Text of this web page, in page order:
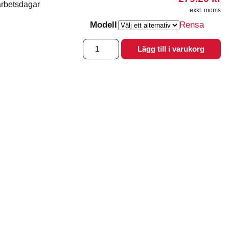
exkl. moms
Modell
Rensa
Dusch
och
badskydd
Lägg till i varukorg